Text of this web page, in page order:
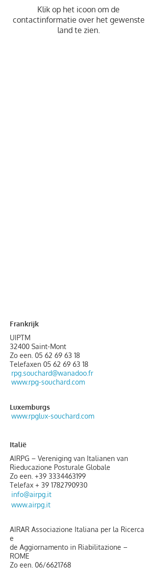
Klik op het icoon om de
contactinformatie over het gewenste
land te zien.
Frankrijk
UIPTM
32400 Saint-Mont
Zo een. 05 62 69 63 18
Telefaxen 05 62 69 63 18
rpg.souchard@wanadoo.fr
www.rpg-souchard.com
Luxemburgs
www.rpglux-souchard.com
Italië
AIRPG – Vereniging van Italianen van
Rieducazione Posturale Globale
Zo een. +39 3334463199
Telefax + 39 1782790930
info@airpg.it
www.airpg.it
AIRAR Associazione Italiana per la Ricerca
e
de Aggiornamento in Riabilitazione –
ROME
Zo een. 06/6621768